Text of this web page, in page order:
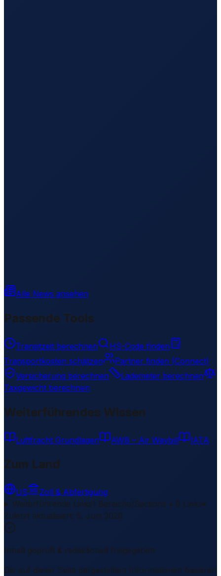
Alle News ansehen
Passende Tools
Transitzeit berechnen
HS-Code finden
Transportkosten schätzen
Partner finden (Connect)
Versicherung berechnen
Lademeter berechnen
Taxgewicht berechnen
Weiterführendes Wissen
Luftfracht Grundlagen AWB – Air Waybill IATA
Zum Land
US
Zoll & Abfertigung
Weiterführende Links1 Bereiche/Sections • 8 Links▾
Zuletzt aktualisiert: 5. Juni 2026
Inhalt geprüft & redaktionell freigegeben
Die auf dieser Seite dargestellten Informationen basieren